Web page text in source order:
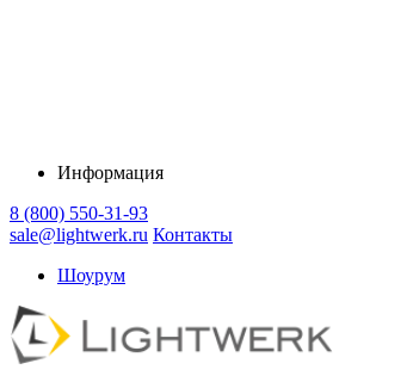
Информация
8 (800) 550-31-93
sale@lightwerk.ru Контакты
Шоурум